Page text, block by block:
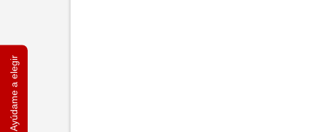
Ayúdame a elegir